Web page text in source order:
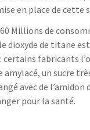
en place de cette
Millions de
dioxyde de titane
certains fabricants
amylacé, un sucre
avec de l’amidon
pour la santé.